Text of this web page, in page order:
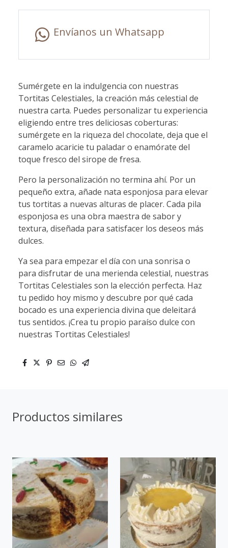
Envíanos un Whatsapp
Sumérgete en la indulgencia con nuestras
Tortitas Celestiales, la creación más celestial de
nuestra carta. Puedes personalizar tu experiencia
eligiendo entre tres deliciosas coberturas:
sumérgete en la riqueza del chocolate, deja que el
caramelo acaricie tu paladar o enamórate del
toque fresco del sirope de fresa.
Pero la personalización no termina ahí. Por un
pequeño extra, añade nata esponjosa para elevar
tus tortitas a nuevas alturas de placer. Cada pila
esponjosa es una obra maestra de sabor y
textura, diseñada para satisfacer los deseos más
dulces.
Ya sea para empezar el día con una sonrisa o
para disfrutar de una merienda celestial, nuestras
Tortitas Celestiales son la elección perfecta. Haz
tu pedido hoy mismo y descubre por qué cada
bocado es una experiencia divina que deleitará
tus sentidos. ¡Crea tu propio paraíso dulce con
nuestras Tortitas Celestiales!
Productos similares